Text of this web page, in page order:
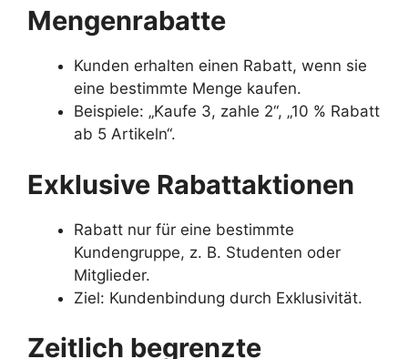
Mengenrabatte
Kunden erhalten einen Rabatt, wenn sie
eine bestimmte Menge kaufen.
Beispiele: „Kaufe 3, zahle 2“, „10 % Rabatt
ab 5 Artikeln“.
Exklusive Rabattaktionen
Rabatt nur für eine bestimmte
Kundengruppe, z. B. Studenten oder
Mitglieder.
Ziel: Kundenbindung durch Exklusivität.
Zeitlich begrenzte